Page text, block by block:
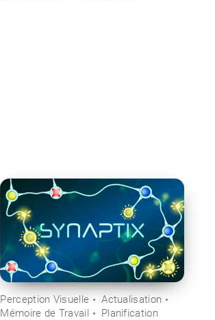
Perception Visuelle
Actualisation
Mémoire de Travail
Planification